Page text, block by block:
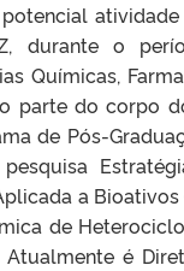
durante o
Químicas,
parte do corpo
de Pós-
a Bioativos
de
é